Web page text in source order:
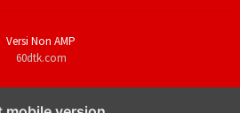
Versi Non AMP
60dtk.com